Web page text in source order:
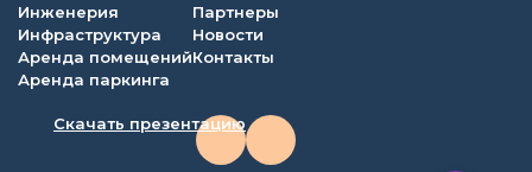
Инженерия
Инфраструктура
Аренда помещений
Аренда паркинга
Партнеры
Новости
Контакты
Скачать презентацию